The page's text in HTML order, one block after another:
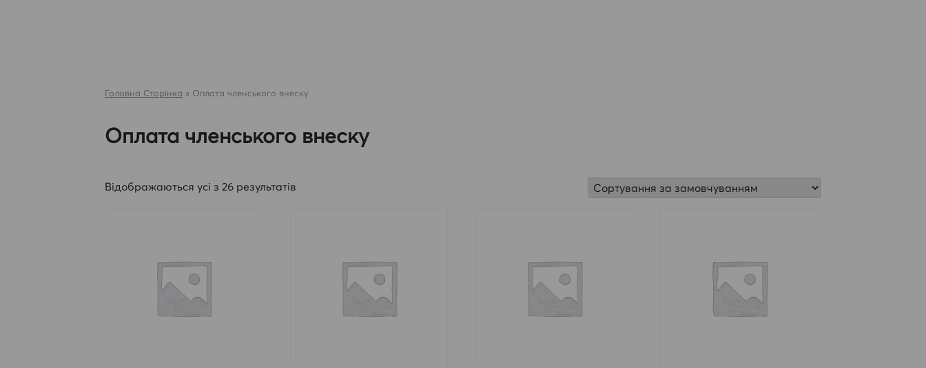
Головна Сторінка » Оплата членського внеску
Оплата членського внеску
Відображаються усі з 26 результатів